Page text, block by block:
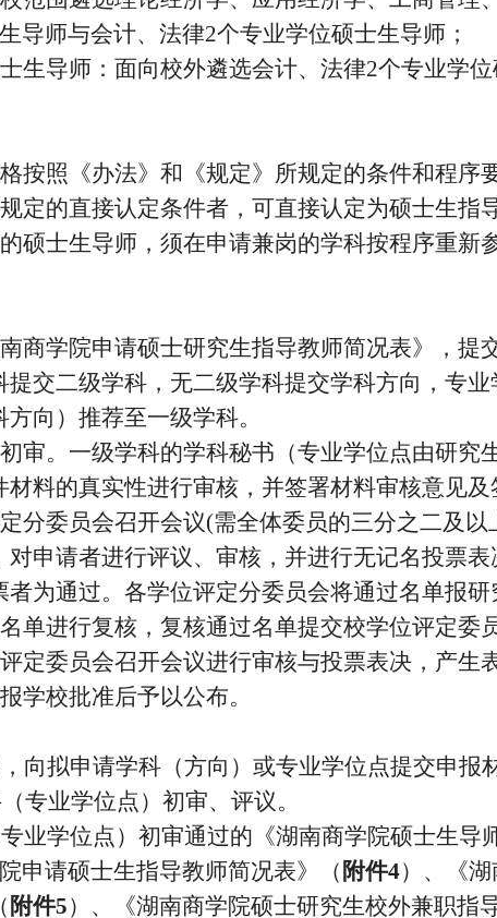
导师与会计、法律2个专业学位硕士生导师；
生导师：面向校外遴选会计、法律2个专业学
按照《办法》和《规定》所规定的条件和程序
定的直接认定条件者，可直接认定为硕士生指
硕士生导师，须在申请兼岗的学科按程序重新
商学院申请硕士研究生指导教师简况表》，提
交二级学科，无二级学科提交学科方向，专
向）推荐至一级学科。
审。一级学科的学科秘书（专业学位点由研究
料的真实性进行审核，并签署材料审核意见及
分委员会召开会议(需全体委员的三分之二及以
申请者进行评议、审核，并进行无记名投票表
为通过。各学位评定分委员会将通过名单报研
单进行复核，复核通过名单提交校学位评定委
定委员会召开会议进行审核与投票表决，产生
学校批准后予以公布。
向拟申请学科（方向）或专业学位点提交申报
（专业学位点） 初审、评议。
业学位点） 初审通过的《湖南商学院硕士生导
申请硕士生指导教师简况表》（ 附件4）、《
附件5）、《湖南商学院硕士研究生校外兼职指